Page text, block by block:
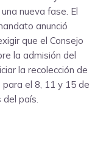
nueva fase. El
anunció
que el Consejo
la admisión del
la recolección de
el 8, 11 y 15 de
país.